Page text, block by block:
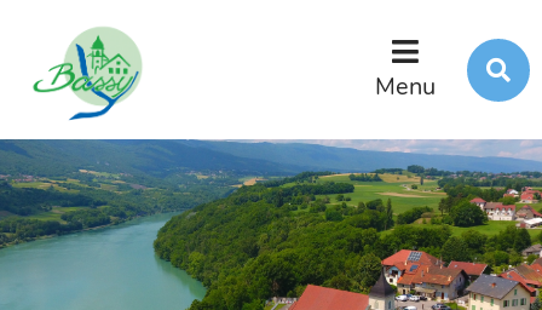
Menu